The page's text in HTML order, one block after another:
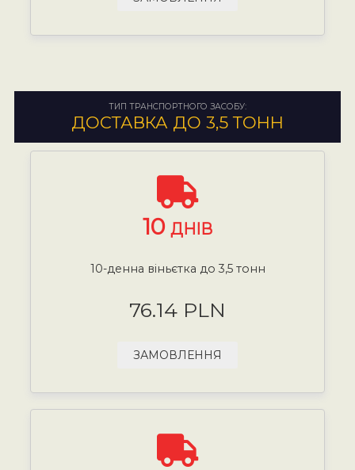
ТИП ТРАНСПОРТНОГО ЗАСОБУ:
ДОСТАВКА ДО 3,5 ТОНН
10 ДНІВ
10-денна віньєтка до 3,5 тонн
76.14 PLN
ЗАМОВЛЕННЯ